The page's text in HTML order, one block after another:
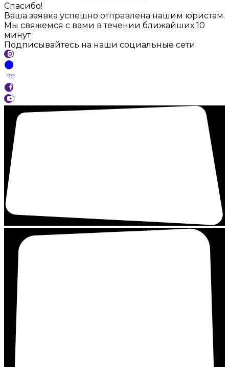
Спасибо!
Ваша заявка успешно отправлена нашим юристам.
Мы свяжемся с вами в течении ближайших 10
минут
Подписывайтесь на наши социальные сети